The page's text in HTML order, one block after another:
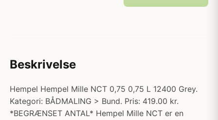
Beskrivelse
Hempel Hempel Mille NCT 0,75 0,75 L 12400 Grey.
Kategori: BÅDMALING > Bund. Pris: 419.00 kr.
*BEGRÆNSET ANTAL* Hempel Mille NCT er en